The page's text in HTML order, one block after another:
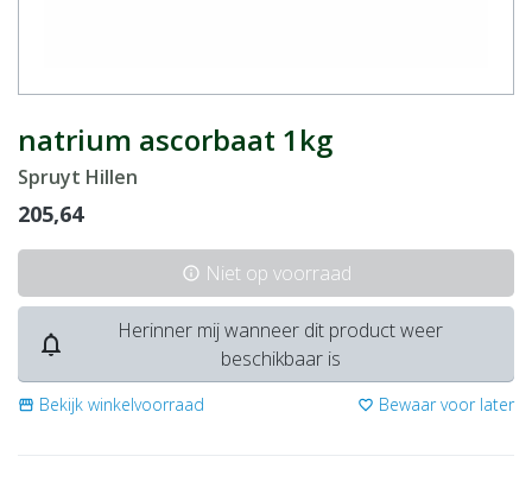
natrium ascorbaat 1kg
Spruyt Hillen
205,64
info Niet op voorraad
notifications_none
Herinner mij wanneer dit product weer
beschikbaar is
storefront Bekijk winkelvoorraad favorite_border Bewaar voor later